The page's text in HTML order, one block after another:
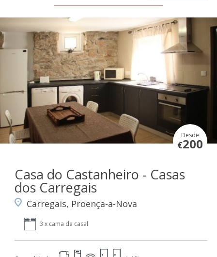
Desde
€200
Casa do Castanheiro - Casas
dos Carregais
Carregais, Proença-a-Nova
3 x cama de casal